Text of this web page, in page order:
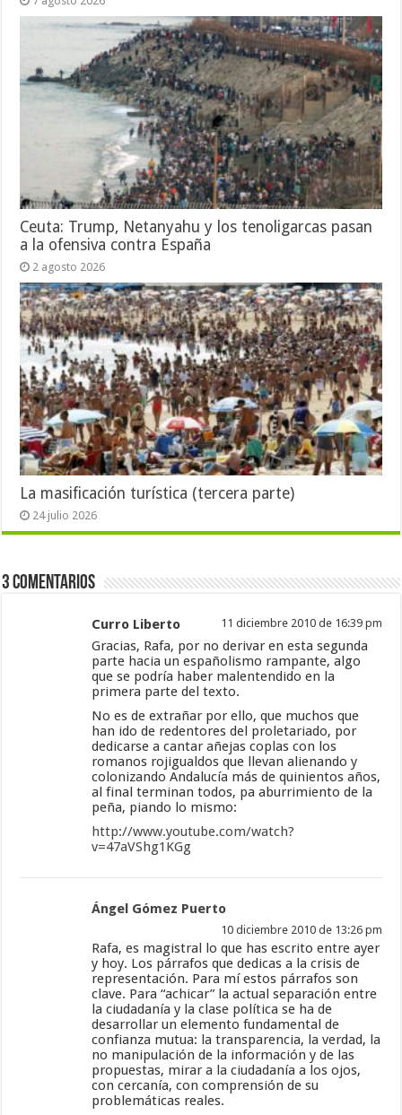
Ceuta: Trump, Netanyahu y los tenoligarcas pasan
a la ofensiva contra España
2 agosto 2026
La masificación turística (tercera parte)
24 julio 2026
3 Comentarios
Curro Liberto 11 diciembre 2010 de 16:39 pm
Gracias, Rafa, por no derivar en esta segunda
parte hacia un españolismo rampante, algo
que se podría haber malentendido en la
primera parte del texto.
No es de extrañar por ello, que muchos que
han ido de redentores del proletariado, por
dedicarse a cantar añejas coplas con los
romanos rojigualdos que llevan alienando y
colonizando Andalucía más de quinientos años,
al final terminan todos, pa aburrimiento de la
peña, piando lo mismo:
http://www.youtube.com/watch?
v=47aVShg1KGg
Ángel Gómez Puerto
10 diciembre 2010 de 13:26 pm
Rafa, es magistral lo que has escrito entre ayer
y hoy. Los párrafos que dedicas a la crisis de
representación. Para mí estos párrafos son
clave. Para “achicar” la actual separación entre
la ciudadanía y la clase política se ha de
desarrollar un elemento fundamental de
confianza mutua: la transparencia, la verdad, la
no manipulación de la información y de las
propuestas, mirar a la ciudadanía a los ojos,
con cercanía, con comprensión de su
problemáticas reales.